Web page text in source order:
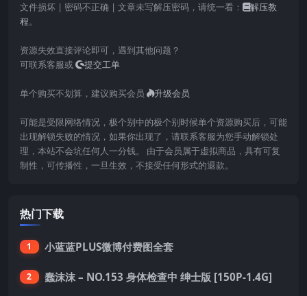
文件损坏 | 密码不正确 | 文章未写解压密码，请统一看：
解压教
程。
资源失效直接评论即可，遇到其他问题？
可联系客服或
提交工单
单个购买不划算，建议购买会员 升级会员
可能是受限网络情况，极个别中的极个别时候单个资源购买后，可能
出现解锁失败的情况，如果你出现了，请联系客服为您手动解锁处
理，本站不会坑任何人一分钱。 由于会员属于虚拟商品，具有可复
制性，可传播性，一旦生效，不接受任何形式的退款。
热门下载
1 小蓝蓝PLUS微博付费图全套
2 蠢沫沫 – NO.153 身体检查中 绅士版 [150P-1.4G]